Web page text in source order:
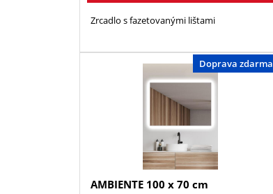
Zrcadlo s fazetovanými lištami
Doprava zdarma
AMBIENTE 100 x 70 cm